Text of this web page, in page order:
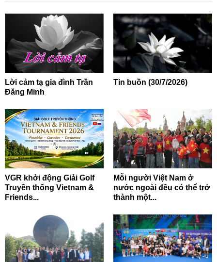
Lời cảm tạ gia đình Trần
Đăng Minh
Tin buồn (30/7/2026)
VGR khởi động Giải Golf
Truyền thống Vietnam &
Friends...
Mỗi người Việt Nam ở
nước ngoài đều có thể trở
thành một...